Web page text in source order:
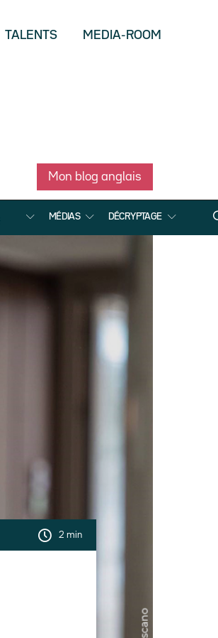
TALENTS MEDIA-ROOM
Mon blog anglais
MÉDIAS DÉCRYPTAGE
2 min